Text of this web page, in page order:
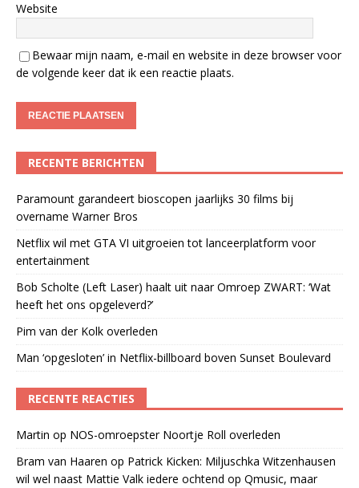
Website
Bewaar mijn naam, e-mail en website in deze browser voor
de volgende keer dat ik een reactie plaats.
RECENTE BERICHTEN
Paramount garandeert bioscopen jaarlijks 30 films bij
overname Warner Bros
Netflix wil met GTA VI uitgroeien tot lanceerplatform voor
entertainment
Bob Scholte (Left Laser) haalt uit naar Omroep ZWART: ‘Wat
heeft het ons opgeleverd?’
Pim van der Kolk overleden
Man ‘opgesloten’ in Netflix-billboard boven Sunset Boulevard
RECENTE REACTIES
Martin op NOS-omroepster Noortje Roll overleden
Bram van Haaren op Patrick Kicken: Miljuschka Witzenhausen
wil wel naast Mattie Valk iedere ochtend op Qmusic, maar